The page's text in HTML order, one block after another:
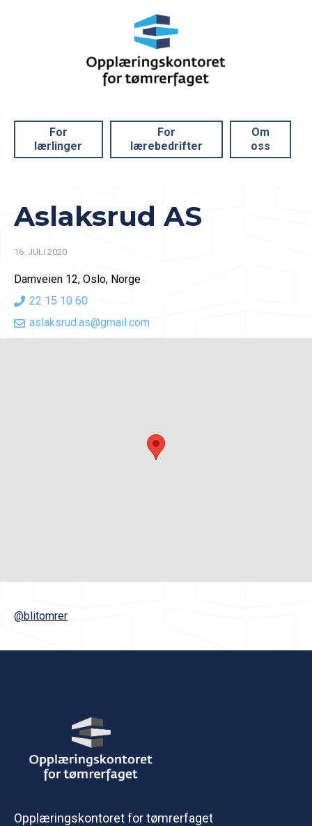
For
lærlinger
For
lærebedrifter
Om
oss
Aslaksrud AS
16. JULI 2020
Damveien 12, Oslo, Norge
22 15 10 60
aslaksrud.as@gmail.com
@blitomrer
Opplæringskontoret for tømrerfaget